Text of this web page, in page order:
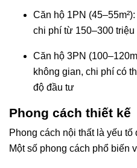
Căn hộ 1PN
chi phí từ 150–300 triệu
Căn hộ 3PN
không gian, chi phí có
độ đầu tư
Phong cách thiết kế
Phong cách nội thất là yếu
Một số phong cách phổ biến